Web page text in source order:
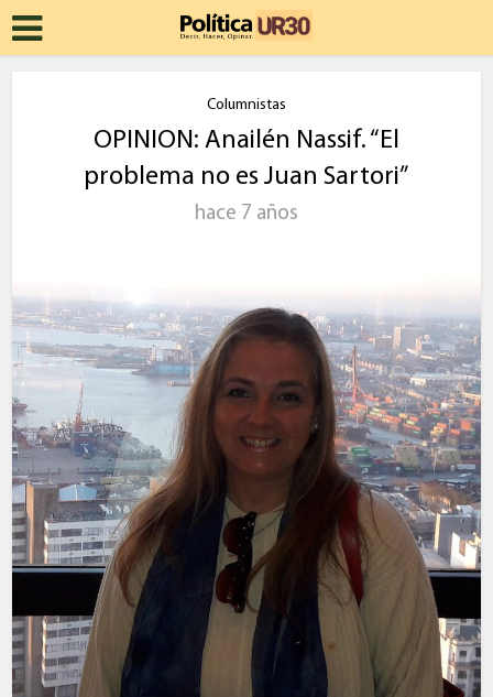
Columnistas
OPINION: Anailén Nassif. “El
problema no es Juan Sartori”
hace 7 años